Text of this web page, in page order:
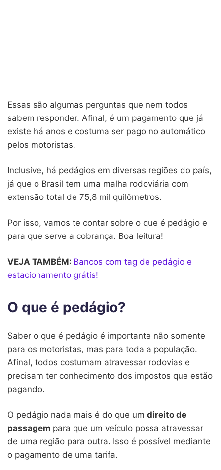
Essas são algumas perguntas que nem todos
sabem responder. Afinal, é um pagamento que já
existe há anos e costuma ser pago no automático
pelos motoristas.
Inclusive, há pedágios em diversas regiões do país,
já que o Brasil tem uma malha rodoviária com
extensão total de 75,8 mil quilômetros.
Por isso, vamos te contar sobre o que é pedágio e
para que serve a cobrança. Boa leitura!
VEJA TAMBÉM: Bancos com tag de pedágio e
estacionamento grátis!
O que é pedágio?
Saber o que é pedágio é importante não somente
para os motoristas, mas para toda a população.
Afinal, todos costumam atravessar rodovias e
precisam ter conhecimento dos impostos que estão
pagando.
O pedágio nada mais é do que um direito de
passagem para que um veículo possa atravessar
de uma região para outra. Isso é possível mediante
o pagamento de uma tarifa.